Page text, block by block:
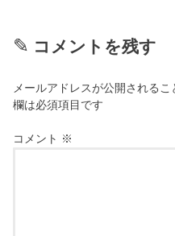
コメントを残す
メールアドレスが公開されるこ
欄は必須項目です
コメント ※